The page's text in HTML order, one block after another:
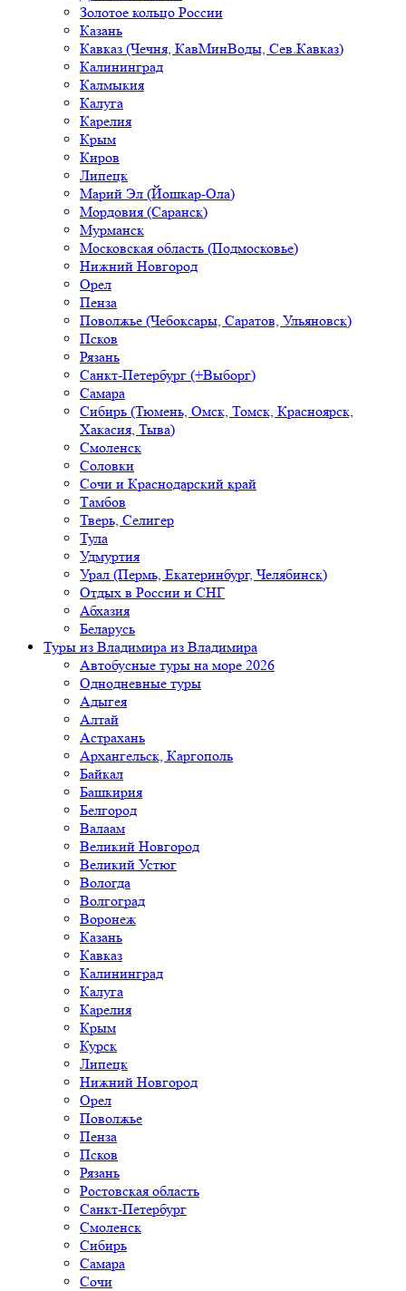
Золотое кольцо России
Казань
Кавказ (Чечня, КавМинВоды, Сев.Кавказ)
Калининград
Калмыкия
Калуга
Карелия
Крым
Киров
Липецк
Марий Эл (Йошкар-Ола)
Мордовия (Саранск)
Мурманск
Московская область (Подмосковье)
Нижний Новгород
Орел
Пенза
Поволжье (Чебоксары, Саратов, Ульяновск)
Псков
Рязань
Санкт-Петербург (+Выборг)
Самара
Сибирь (Тюмень, Омск, Томск, Красноярск,
Хакасия, Тыва)
Смоленск
Соловки
Сочи и Краснодарский край
Тамбов
Тверь, Селигер
Тула
Удмуртия
Урал (Пермь, Екатеринбург, Челябинск)
Отдых в России и СНГ
Абхазия
Беларусь
Туры из Владимира из Владимира
Автобусные туры на море 2026
Однодневные туры
Адыгея
Алтай
Астрахань
Архангельск, Каргополь
Байкал
Башкирия
Белгород
Валаам
Великий Новгород
Великий Устюг
Вологда
Волгоград
Воронеж
Казань
Кавказ
Калининград
Калуга
Карелия
Крым
Курск
Липецк
Нижний Новгород
Орел
Поволжье
Пенза
Псков
Рязань
Ростовская область
Санкт-Петербург
Смоленск
Сибирь
Самара
Сочи